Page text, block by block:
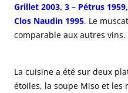
Grillet 2003, 3 – Pétrus
Clos Naudin 1995. Le
comparable aux autres vins.
La cuisine a été sur deux
étoiles, la soupe Miso et les